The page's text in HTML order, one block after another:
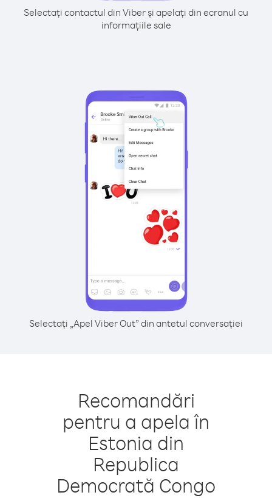
Selectați contactul din Viber și apelați din ecranul cu
informațiile sale
Selectați „Apel Viber Out” din antetul conversației
Recomandări
pentru a apela în
Estonia din
Republica
Democrată Congo